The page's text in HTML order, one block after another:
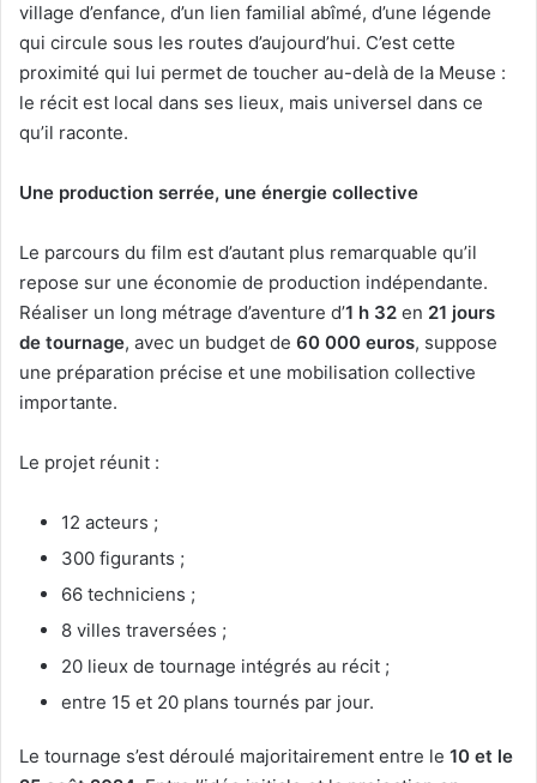
village d’enfance, d’un lien familial abîmé, d’une légende
qui circule sous les routes d’aujourd’hui. C’est cette
proximité qui lui permet de toucher au-delà de la Meuse :
le récit est local dans ses lieux, mais universel dans ce
qu’il raconte.
Une production serrée, une énergie collective
Le parcours du film est d’autant plus remarquable qu’il
repose sur une économie de production indépendante.
Réaliser un long métrage d’aventure d’1 h 32 en 21 jours
de tournage, avec un budget de 60 000 euros, suppose
une préparation précise et une mobilisation collective
importante.
Le projet réunit :
12 acteurs ;
300 figurants ;
66 techniciens ;
8 villes traversées ;
20 lieux de tournage intégrés au récit ;
entre 15 et 20 plans tournés par jour.
Le tournage s’est déroulé majoritairement entre le 10 et le